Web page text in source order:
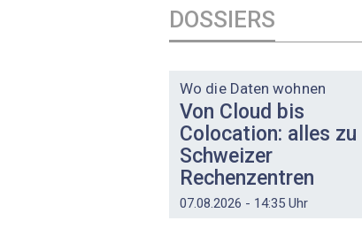
DOSSIERS
Wo die Daten wohnen
Von Cloud bis
Colocation: alles zu
Schweizer
Rechenzentren
07.08.2026 - 14:35 Uhr